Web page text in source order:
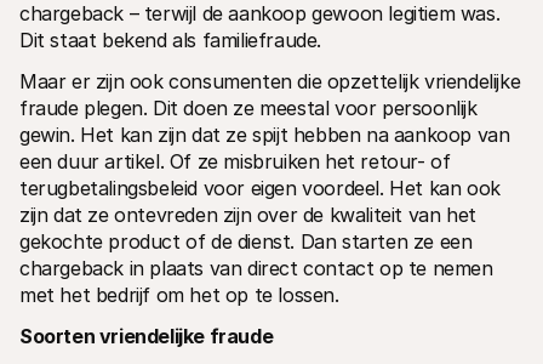
chargeback – terwijl de aankoop gewoon legitiem was.
Dit staat bekend als familiefraude.
Maar er zijn ook consumenten die opzettelijk vriendelijke
fraude plegen. Dit doen ze meestal voor persoonlijk
gewin. Het kan zijn dat ze spijt hebben na aankoop van
een duur artikel. Of ze misbruiken het retour- of
terugbetalingsbeleid voor eigen voordeel. Het kan ook
zijn dat ze ontevreden zijn over de kwaliteit van het
gekochte product of de dienst. Dan starten ze een
chargeback in plaats van direct contact op te nemen
met het bedrijf om het op te lossen.
Soorten vriendelijke fraude